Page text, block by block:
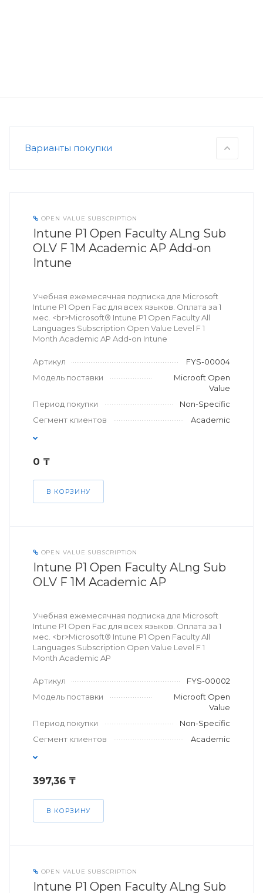
Варианты покупки
OPEN VALUE SUBSCRIPTION
Intune P1 Open Faculty ALng Sub
OLV F 1M Academic AP Add-on
Intune
Учебная ежемесячная подписка для Microsoft
Intune P1 Open Fac для всех языков. Оплата за 1
мес. <br>Microsoft® Intune P1 Open Faculty All
Languages Subscription Open Value Level F 1
Month Academic AP Add-on Intune
Артикул
FYS-00004
Модель поставки
Microoft Open
Value
Период покупки
Non-Specific
Сегмент клиентов
Academic
0 ₸
В КОРЗИНУ
OPEN VALUE SUBSCRIPTION
Intune P1 Open Faculty ALng Sub
OLV F 1M Academic AP
Учебная ежемесячная подписка для Microsoft
Intune P1 Open Fac для всех языков. Оплата за 1
мес. <br>Microsoft® Intune P1 Open Faculty All
Languages Subscription Open Value Level F 1
Month Academic AP
Артикул
FYS-00002
Модель поставки
Microoft Open
Value
Период покупки
Non-Specific
Сегмент клиентов
Academic
397,36 ₸
В КОРЗИНУ
OPEN VALUE SUBSCRIPTION
Intune P1 Open Faculty ALng Sub